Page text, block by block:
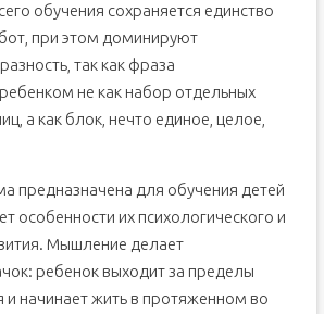
обучения сохраняется единство
при этом доминируют
так как фраза
не как набор отдельных
а как блок, нечто единое, целое,
предназначена для обучения детей
особенности их психологического и
Мышление делает
ребенок выходит за пределы
и начинает жить в протяженном во